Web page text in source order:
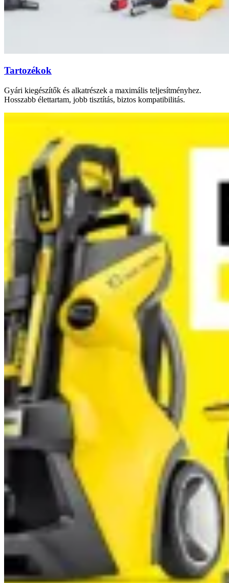
Tartozékok
Gyári kiegészítők és alkatrészek a maximális teljesítményhez.
Hosszabb élettartam, jobb tisztítás, biztos kompatibilitás.